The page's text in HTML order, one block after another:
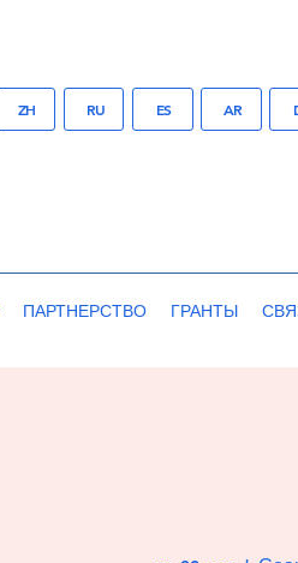
ZH RU ES AR
ПАРТНЕРСТВО ГРАНТЫ